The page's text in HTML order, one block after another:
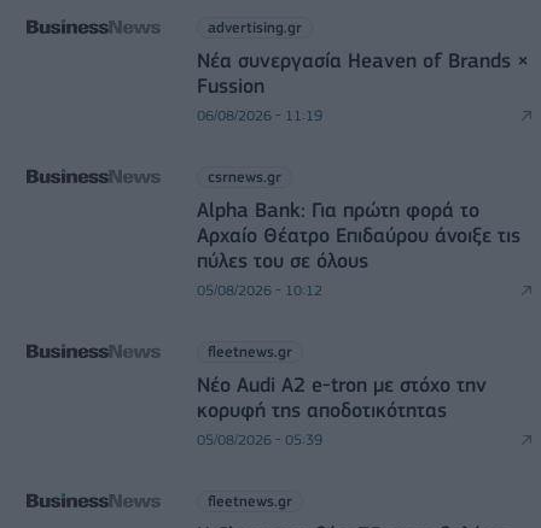
advertising.gr
Νέα συνεργασία Heaven of Brands ×
Fussion
06/08/2026 - 11:19
csrnews.gr
Alpha Bank: Για πρώτη φορά το
Αρχαίο Θέατρο Επιδαύρου άνοιξε τις
πύλες του σε όλους
05/08/2026 - 10:12
fleetnews.gr
Νέο Audi A2 e-tron με στόχο την
κορυφή της αποδοτικότητας
05/08/2026 - 05:39
fleetnews.gr